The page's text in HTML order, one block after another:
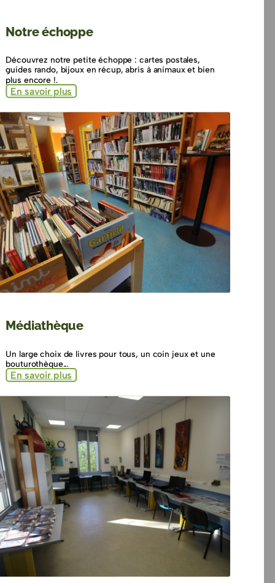
Notre échoppe
Découvrez notre petite échoppe : cartes postales,
guides rando, bijoux en récup, abris à animaux et bien
plus encore !.
En savoir plus
Médiathèque
Un large choix de livres pour tous, un coin jeux et une
bouturothèque...
En savoir plus